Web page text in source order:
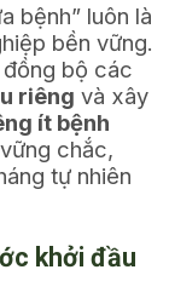
bệnh” luôn là
bền vững.
bộ các
riêng và xây
ít bệnh
chắc,
tự nhiên
khởi đầu